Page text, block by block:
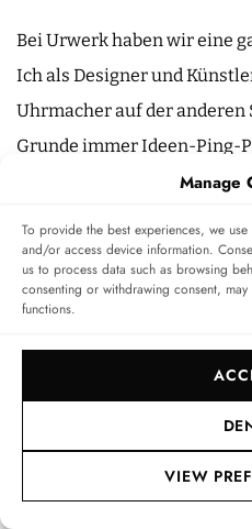
Manage
To provide the best experiences, we
and/or access device information.
us to process data such as browsing
consenting or withdrawing consent,
functions.
VIEW
Bei Urwerk haben wir eine
Ich als Designer und
Uhrmacher auf der anderen
Grunde immer Ideen-Ping-
kreieren so unsere Uhren.
Ein solch kreatives Ping-
Ulysse Nardin und Urwerk
Realität und am Ende eine
wohin sie führt. Man wird